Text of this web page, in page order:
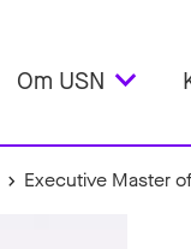
Om USN
Executive Master